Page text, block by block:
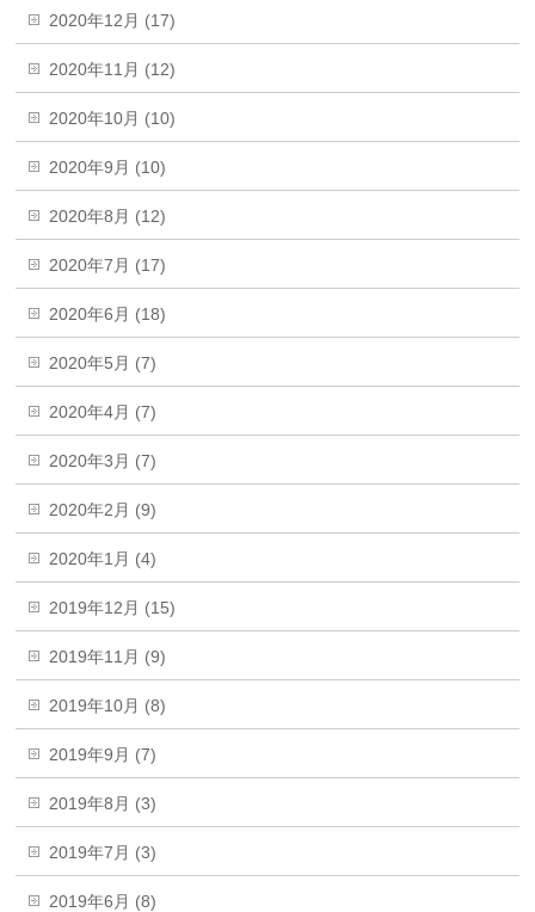
2020年12月 (17)
2020年11月 (12)
2020年10月 (10)
2020年9月 (10)
2020年8月 (12)
2020年7月 (17)
2020年6月 (18)
2020年5月 (7)
2020年4月 (7)
2020年3月 (7)
2020年2月 (9)
2020年1月 (4)
2019年12月 (15)
2019年11月 (9)
2019年10月 (8)
2019年9月 (7)
2019年8月 (3)
2019年7月 (3)
2019年6月 (8)